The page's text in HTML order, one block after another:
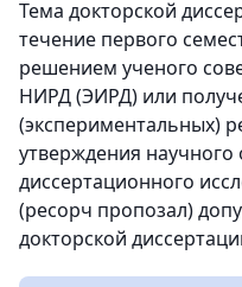
Тема докторской
течение первого
решением ученого
НИРД (ЭИРД) или
(экспериментальных)
утверждения научного
диссертационного
(ресорч пропозал)
докторской